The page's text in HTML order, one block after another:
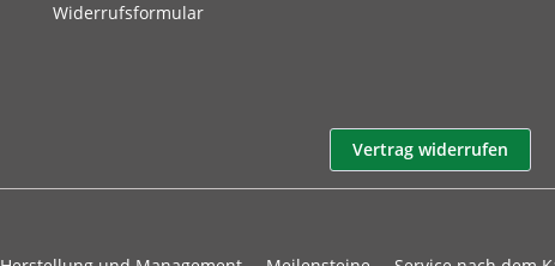
Widerrufsformular
Vertrag widerrufen